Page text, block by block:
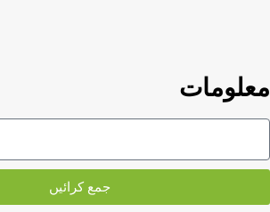
معلومات
جمع کرائیں